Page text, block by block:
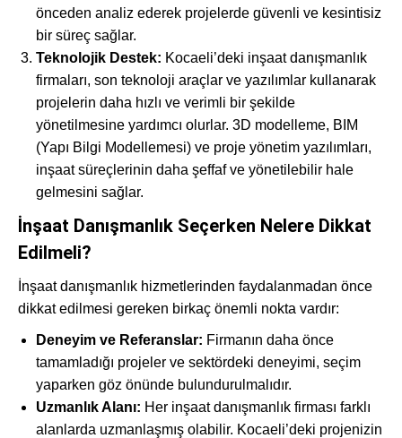
önceden analiz ederek projelerde güvenli ve kesintisiz
bir süreç sağlar.
Teknolojik Destek: Kocaeli’deki inşaat danışmanlık
firmaları, son teknoloji araçlar ve yazılımlar kullanarak
projelerin daha hızlı ve verimli bir şekilde
yönetilmesine yardımcı olurlar. 3D modelleme, BIM
(Yapı Bilgi Modellemesi) ve proje yönetim yazılımları,
inşaat süreçlerinin daha şeffaf ve yönetilebilir hale
gelmesini sağlar.
İnşaat Danışmanlık Seçerken Nelere Dikkat
Edilmeli?
İnşaat danışmanlık hizmetlerinden faydalanmadan önce
dikkat edilmesi gereken birkaç önemli nokta vardır:
Deneyim ve Referanslar: Firmanın daha önce
tamamladığı projeler ve sektördeki deneyimi, seçim
yaparken göz önünde bulundurulmalıdır.
Uzmanlık Alanı: Her inşaat danışmanlık firması farklı
alanlarda uzmanlaşmış olabilir. Kocaeli’deki projenizin